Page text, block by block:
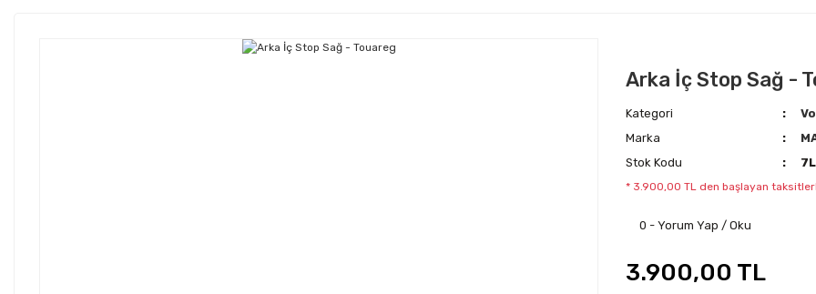
Arka İç Stop Sağ -
Kategori
Marka
Stok Kodu
* 3.900,00 TL den başlayan
0 - Yorum Yap / Oku
3.900,00 TL